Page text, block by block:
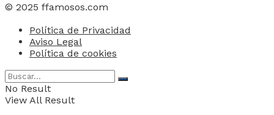
© 2025 ffamosos.com
Política de Privacidad
Aviso Legal
Política de cookies
No Result
View All Result